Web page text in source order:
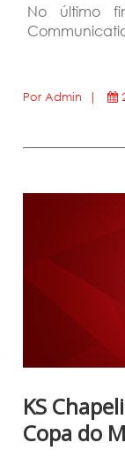
No último
Por Admin |
KS
Copa do